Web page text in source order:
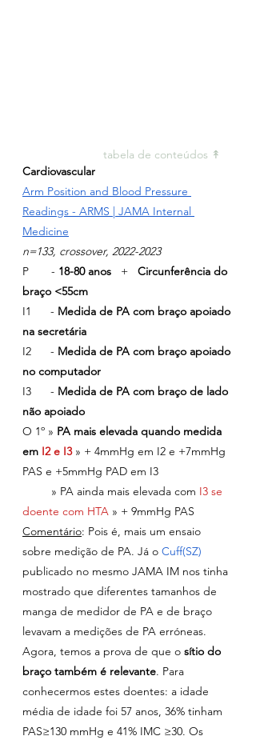
tabela de conteúdos ↟
Cardiovascular
Arm Position and Blood Pressure
Readings - ARMS | JAMA Internal
Medicine
n=133, crossover, 2022-2023
P       - 18-80 anos
  +
Circunferência do
braço <55cm
I1      - Medida de PA com braço apoiado
na secretária
I2      - Medida de PA com braço apoiado
no computador
I3      - Medida de PA com braço de lado
não apoiado
O 1º » PA mais elevada quando medida
em I2 e I3 » + 4mmHg em I2 e +7mmHg
PAS e +5mmHg PAD em I3
         » PA ainda mais elevada com
I3 se
doente com HTA » + 9mmHg PAS
Comentário: Pois é, mais um ensaio
sobre medição de PA. Já o Cuff(SZ)
publicado no mesmo JAMA IM nos tinha
mostrado que diferentes tamanhos de
manga de medidor de PA e de braço
levavam a medições de PA erróneas.
Agora, temos a prova de que o sítio do
braço também é relevante. Para
conhecermos estes doentes: a idade
média de idade foi 57 anos, 36% tinham
PAS≥130 mmHg e 41% IMC ≥30. Os